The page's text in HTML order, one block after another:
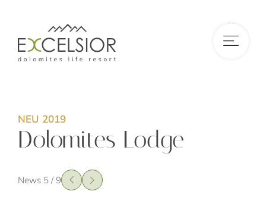
DE |IT| EN
Dolomites Lodge
NEU 2019
News 5 / 9